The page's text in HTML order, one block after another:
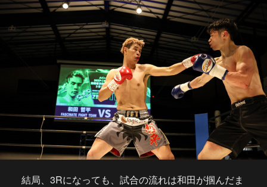
結局、3Rになっても、試合の流れは和田が掴んだま